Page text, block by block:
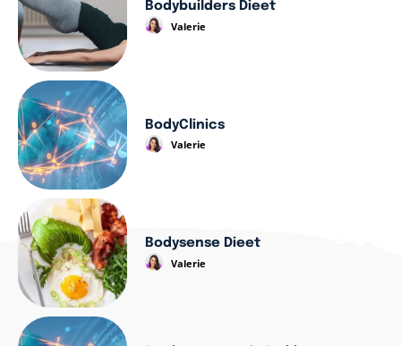
Bodybuilders Dieet
Valerie
BodyClinics
Valerie
Bodysense Dieet
Valerie